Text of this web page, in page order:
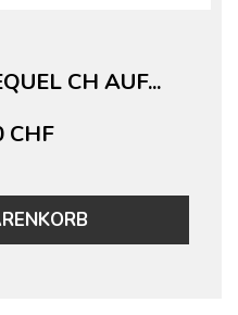
CH AUF...
CHF